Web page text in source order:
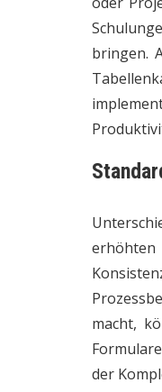
bringen.
macht,
der